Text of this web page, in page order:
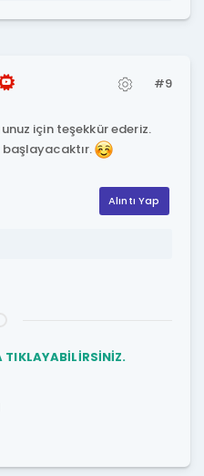
#9
için teşekkür ederiz.
başlayacaktır.
Alıntı Yap
TIKLAYABİLİRSİNİZ.